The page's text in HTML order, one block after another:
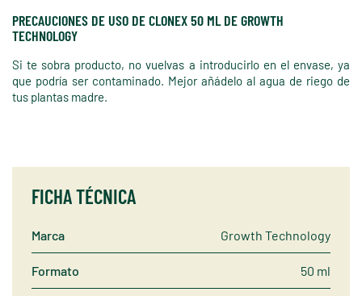
PRECAUCIONES DE USO DE CLONEX 50 ML DE GROWTH
TECHNOLOGY
Si te sobra producto, no vuelvas a introducirlo en el envase, ya
que podría ser contaminado. Mejor añádelo al agua de riego de
tus plantas madre.
FICHA TÉCNICA
Marca Growth Technology
Formato 50 ml